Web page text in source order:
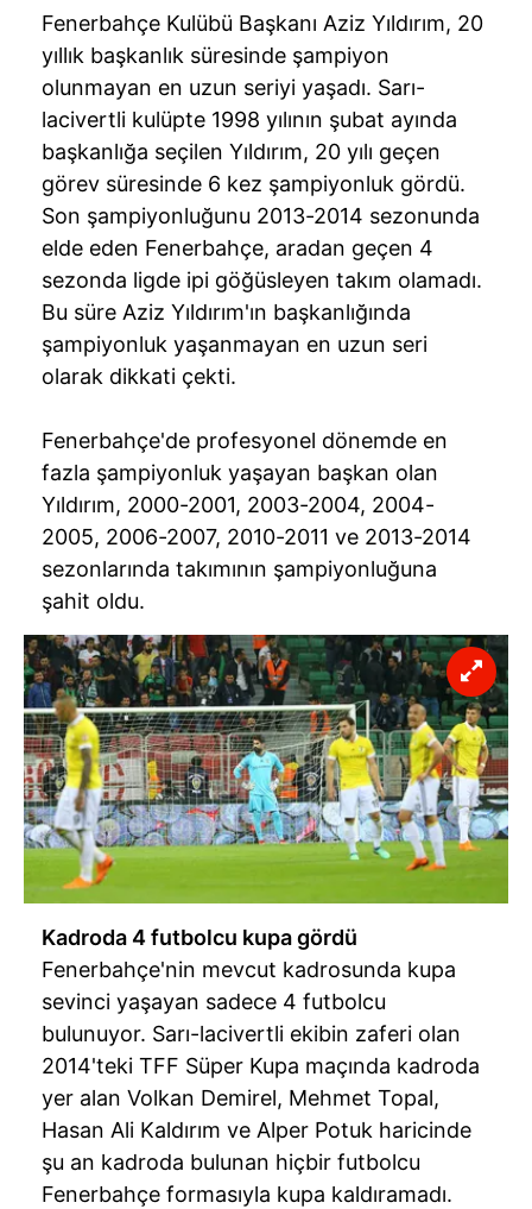
Fenerbahçe Kulübü Başkanı Aziz Yıldırım, 20
yıllık başkanlık süresinde şampiyon
olunmayan en uzun seriyi yaşadı. Sarı-
lacivertli kulüpte 1998 yılının şubat ayında
başkanlığa seçilen Yıldırım, 20 yılı geçen
görev süresinde 6 kez şampiyonluk gördü.
Son şampiyonluğunu 2013-2014 sezonunda
elde eden Fenerbahçe, aradan geçen 4
sezonda ligde ipi göğüsleyen takım olamadı.
Bu süre Aziz Yıldırım'ın başkanlığında
şampiyonluk yaşanmayan en uzun seri
olarak dikkati çekti.
Fenerbahçe'de profesyonel dönemde en
fazla şampiyonluk yaşayan başkan olan
Yıldırım, 2000-2001, 2003-2004, 2004-
2005, 2006-2007, 2010-2011 ve 2013-2014
sezonlarında takımının şampiyonluğuna
şahit oldu.
Kadroda 4 futbolcu kupa gördü
Fenerbahçe'nin mevcut kadrosunda kupa
sevinci yaşayan sadece 4 futbolcu
bulunuyor. Sarı-lacivertli ekibin zaferi olan
2014'teki TFF Süper Kupa maçında kadroda
yer alan Volkan Demirel, Mehmet Topal,
Hasan Ali Kaldırım ve Alper Potuk haricinde
şu an kadroda bulunan hiçbir futbolcu
Fenerbahçe formasıyla kupa kaldıramadı.